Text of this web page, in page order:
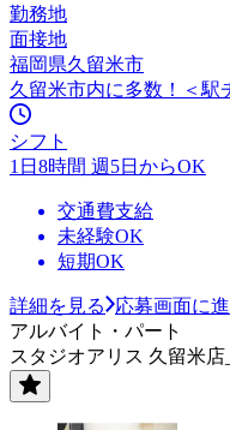
勤務地
面接地
福岡県久留米市
久留米市内に多数！＜駅
シフト
1日8時間 週5日からOK
交通費支給
未経験OK
短期OK
詳細を見る
応募画面に
アルバイト・パート
スタジオアリス 久留米店